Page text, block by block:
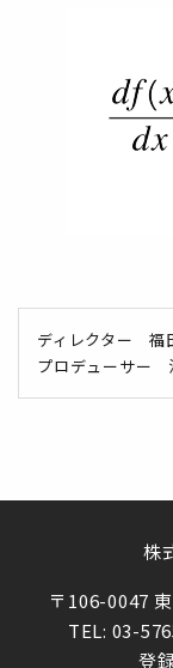
ディレクター 福
プロデューサー
株
〒106-0047
TEL: 03-
登